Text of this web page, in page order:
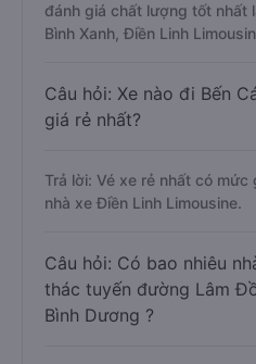
đánh giá chất lượng tốt nhất
Bình Xanh, Điền Linh
Câu hỏi: Xe nào đi Bến
giá rẻ nhất?
Trả lời: Vé xe rẻ nhất có
nhà xe Điền Linh Limousine.
Câu hỏi: Có bao nhiêu
thác tuyến đường Lâm
Bình Dương ?